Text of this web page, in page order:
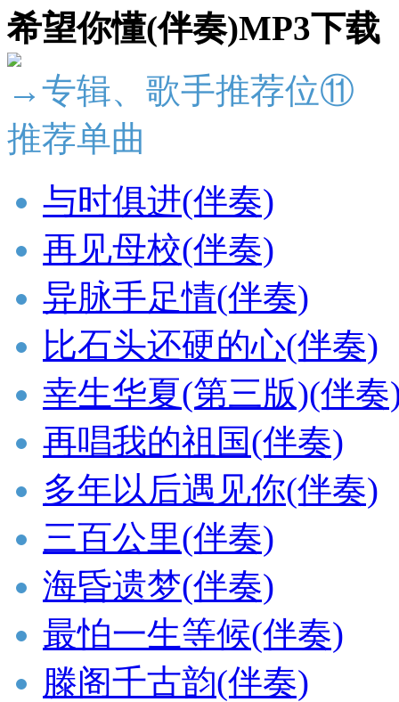
希望你懂(伴奏)MP3下载
→专辑、歌手推荐位⑪
推荐单曲
与时俱进(伴奏)
再见母校(伴奏)
异脉手足情(伴奏)
比石头还硬的心(伴奏)
幸生华夏(第三版)(伴奏
再唱我的祖国(伴奏)
多年以后遇见你(伴奏)
三百公里(伴奏)
海昏遗梦(伴奏)
最怕一生等候(伴奏)
滕阁千古韵(伴奏)